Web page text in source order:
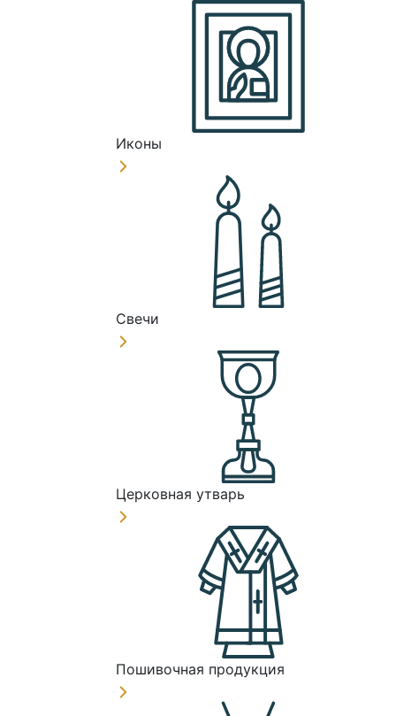
Иконы
Свечи
Церковная утварь
Пошивочная продукция